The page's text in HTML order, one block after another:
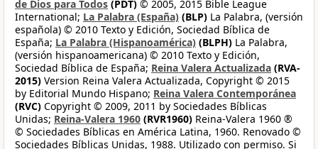
de Dios para Todos (PDT) © 2005, 2015 Bible League
International; La Palabra (España) (BLP) La Palabra, (versión
española) © 2010 Texto y Edición, Sociedad Bíblica de
España; La Palabra (Hispanoamérica) (BLPH) La Palabra,
(versión hispanoamericana) © 2010 Texto y Edición,
Sociedad Bíblica de España; Reina Valera Actualizada (RVA-
2015) Version Reina Valera Actualizada, Copyright © 2015
by Editorial Mundo Hispano; Reina Valera Contemporánea
(RVC) Copyright © 2009, 2011 by Sociedades Bíblicas
Unidas; Reina-Valera 1960 (RVR1960) Reina-Valera 1960 ®
© Sociedades Bíblicas en América Latina, 1960. Renovado ©
Sociedades Bíblicas Unidas, 1988. Utilizado con permiso. Si